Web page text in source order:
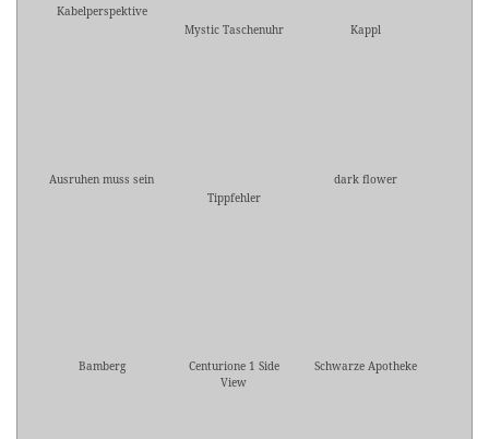
Kabelperspektive
Mystic Taschenuhr
Kappl
Ausruhen muss sein
Tippfehler
dark flower
Bamberg
Centurione 1 Side
View
Schwarze Apotheke